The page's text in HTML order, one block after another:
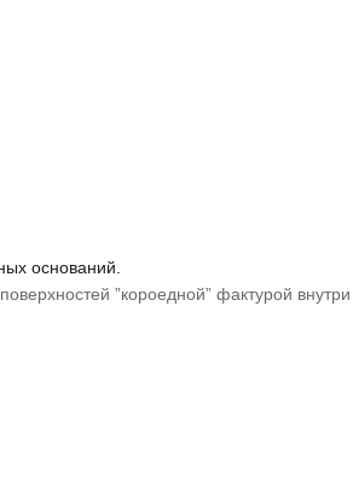
оснований.
”короедной” фактурой